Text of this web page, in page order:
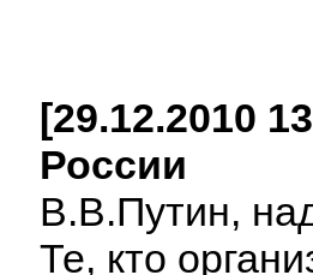
[29.12.2010
России
В.В.Путин,
Те, кто